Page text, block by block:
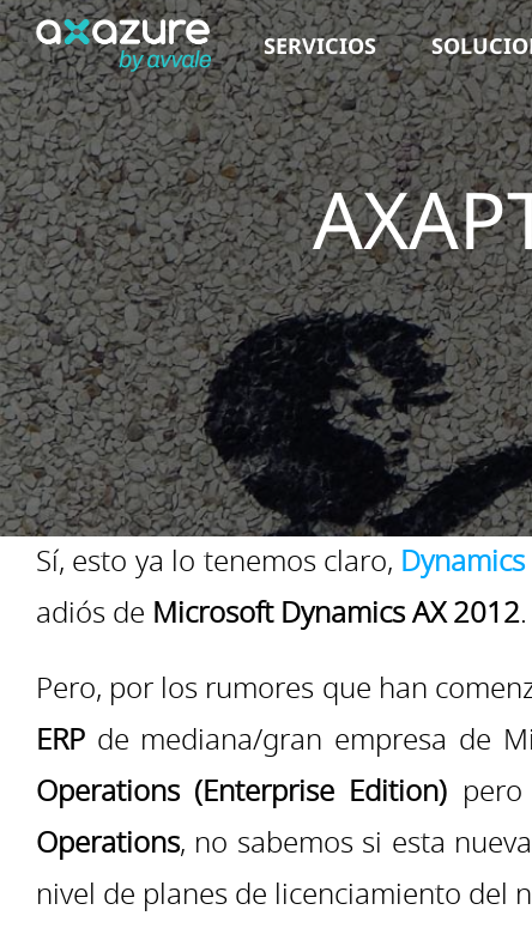
Saltar
al
contenido
SERVICIOS
Sí, esto ya lo tenemos claro, Dynamics
adiós de Microsoft Dynamics AX 2012.
Pero, por los rumores que han
ERP de mediana/gran empresa de
Operations (Enterprise Edition)
Operations, no sabemos si esta
nivel de planes de licenciamiento del